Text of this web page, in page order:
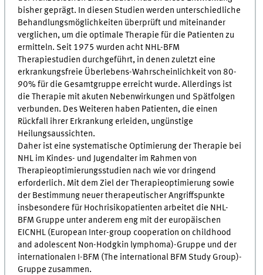
bisher geprägt. In diesen Studien werden unterschiedliche
Behandlungsmöglich­keiten überprüft und miteinander
verglichen, um die optimale Therapie für die Patienten zu
ermitteln. Seit 1975 wurden acht NHL-BFM
Therapiestudien durchgeführt, in denen zuletzt eine
erkrankungsfreie Überlebens-Wahrscheinlichkeit von 80-
90% für die Gesamtgruppe erreicht wurde. Allerdings ist
die Therapie mit akuten Nebenwirkungen und Spätfolgen
verbunden. Des Weiteren haben Patienten, die einen
Rückfall ihrer Erkrankung erleiden, ungünstige
Heilungsaussichten.
Daher ist eine systematische Optimierung der Therapie bei
NHL im Kindes- und Jugendalter im Rahmen von
Therapieoptimierungsstudien nach wie vor dringend
erforderlich. Mit dem Ziel der Therapieoptimierung sowie
der Bestimmung neuer therapeutischer Angriffspunkte
insbesondere für Hochrisikopatienten arbeitet die NHL-
BFM Gruppe unter anderem eng mit der europäischen
EICNHL (European Inter-group cooperation on childhood
and adolescent Non-Hodgkin lymphoma)-Gruppe und der
internationalen I-BFM (The international BFM Study Group)-
Gruppe zusammen.